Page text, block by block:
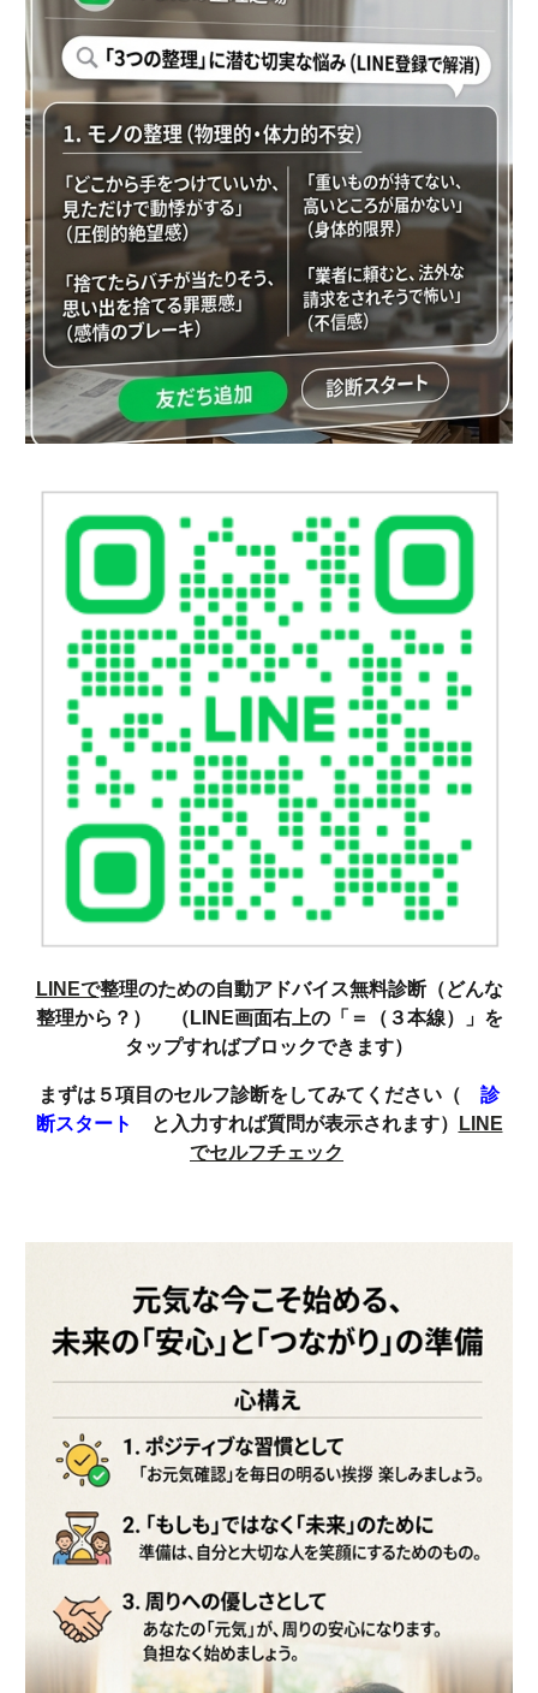
LINEで整理のための自動アドバイス無料診断（どんな
整理から？） （LINE画面右上の「＝（３本線）」を
タップすればブロックできます）
まずは５項目のセルフ診断をしてみてください（ 診
断スタート
と入力すれば質問が表示されます）
LINE
でセルフチェック